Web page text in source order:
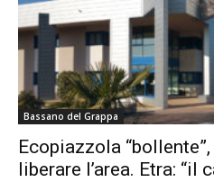
Bassano del Grappa
Ecopiazzola
liberare l’area. Etra: “il